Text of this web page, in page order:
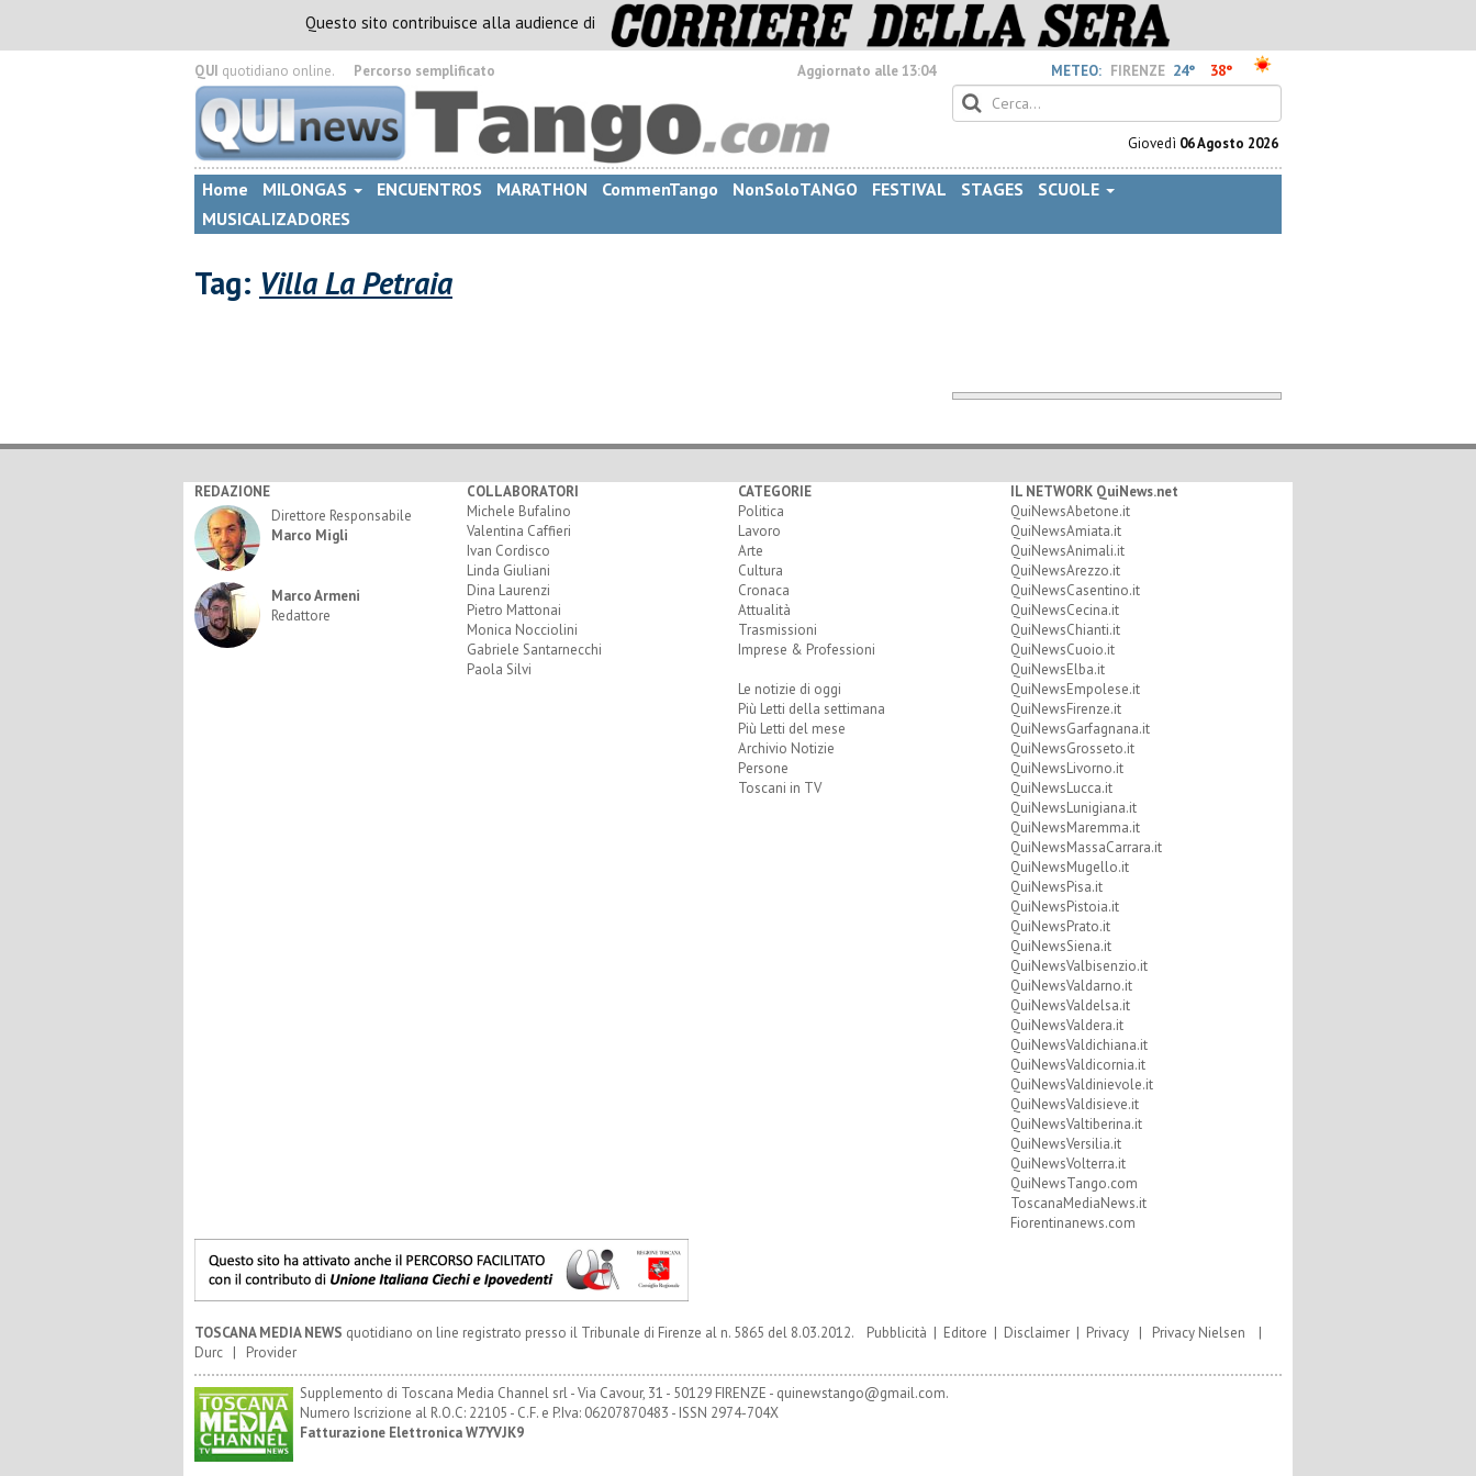
Questo sito contribuisce alla audience di
QUI quotidiano online. Percorso semplificato Aggiornato alle 13:04 METEO: FIRENZE 24° 38°
Giovedì 06 Agosto 2026
Home MILONGAS ENCUENTROS MARATHON CommenTango NonSoloTANGO FESTIVAL STAGES
SCUOLE
MUSICALIZADORES
Tag: Villa La Petraia
REDAZIONE
Direttore Responsabile
Marco Migli
Marco Armeni
Redattore
COLLABORATORI
Michele Bufalino
Valentina Caffieri
Ivan Cordisco
Linda Giuliani
Dina Laurenzi
Pietro Mattonai
Monica Nocciolini
Gabriele Santarnecchi
Paola Silvi
CATEGORIE
Politica
Lavoro
Arte
Cultura
Cronaca
Attualità
Trasmissioni
Imprese & Professioni
Le notizie di oggi
Più Letti della settimana
Più Letti del mese
Archivio Notizie
Persone
Toscani in TV
IL NETWORK QuiNews.net
QuiNewsAbetone.it
QuiNewsAmiata.it
QuiNewsAnimali.it
QuiNewsArezzo.it
QuiNewsCasentino.it
QuiNewsCecina.it
QuiNewsChianti.it
QuiNewsCuoio.it
QuiNewsElba.it
QuiNewsEmpolese.it
QuiNewsFirenze.it
QuiNewsGarfagnana.it
QuiNewsGrosseto.it
QuiNewsLivorno.it
QuiNewsLucca.it
QuiNewsLunigiana.it
QuiNewsMaremma.it
QuiNewsMassaCarrara.it
QuiNewsMugello.it
QuiNewsPisa.it
QuiNewsPistoia.it
QuiNewsPrato.it
QuiNewsSiena.it
QuiNewsValbisenzio.it
QuiNewsValdarno.it
QuiNewsValdelsa.it
QuiNewsValdera.it
QuiNewsValdichiana.it
QuiNewsValdicornia.it
QuiNewsValdinievole.it
QuiNewsValdisieve.it
QuiNewsValtiberina.it
QuiNewsVersilia.it
QuiNewsVolterra.it
QuiNewsTango.com
ToscanaMediaNews.it
Fiorentinanews.com
TOSCANA MEDIA NEWS quotidiano on line registrato presso il Tribunale di Firenze al n. 5865 del 8.03.2012. Pubblicità | Editore | Disclaimer | Privacy | Privacy Nielsen |
Durc | Provider
Supplemento di Toscana Media Channel srl - Via Cavour, 31 - 50129 FIRENZE - quinewstango@gmail.com.
Numero Iscrizione al R.O.C: 22105 - C.F. e P.Iva: 06207870483 - ISSN 2974-704X
Fatturazione Elettronica W7YVJK9